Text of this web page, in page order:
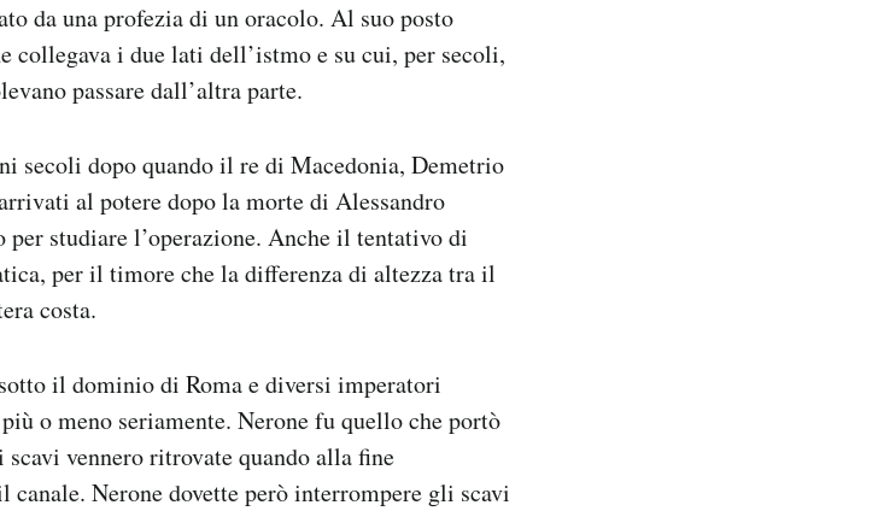
da una profezia di un oracolo. Al suo posto
collegava i due lati dell’istmo e su cui, per secoli,
passare dall’altra parte.
secoli dopo quando il re di Macedonia, Demetrio
al potere dopo la morte di Alessandro
studiare l’operazione. Anche il tentativo di
per il timore che la differenza di altezza tra il
costa.
il dominio di Roma e diversi imperatori
o meno seriamente. Nerone fu quello che portò
vennero ritrovate quando alla fine
Nerone dovette però interrompere gli scavi